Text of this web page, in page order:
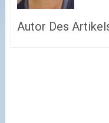
Autor Des